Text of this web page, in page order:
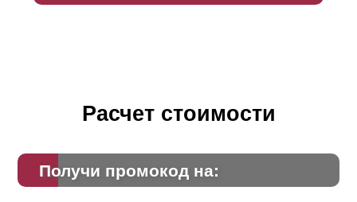
Расчет стоимости
Получи промокод на: